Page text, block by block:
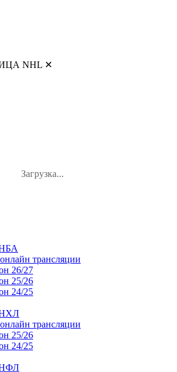
NHL ✕
Загрузка...
трансляции
26/27
25/26
24/25
НХЛ
трансляции
25/26
24/25
НФЛ